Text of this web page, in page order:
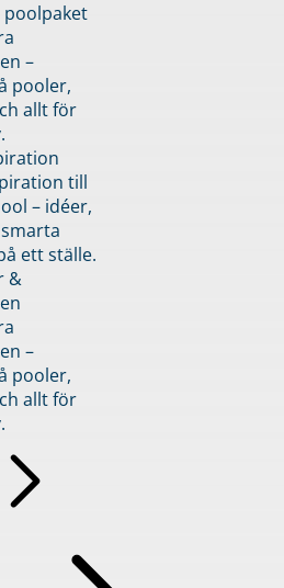
–
pooler,
allt för
till
– idéer,
ett ställe.
&
–
pooler,
allt för